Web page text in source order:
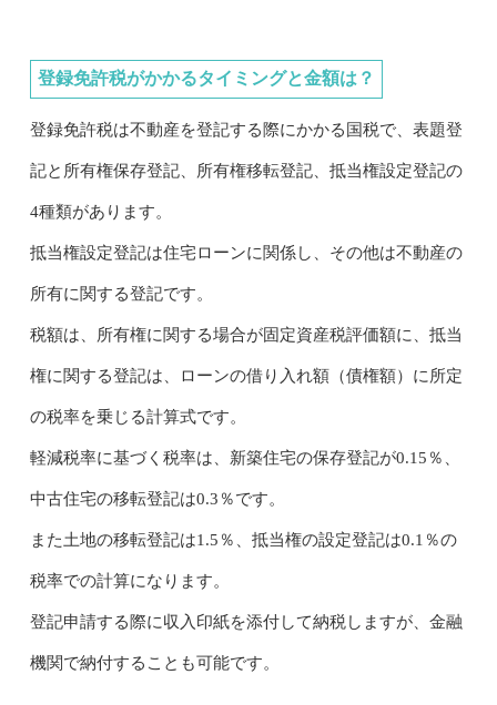
登録免許税がかかるタイミングと金額は？
登録免許税は不動産を登記する際にかかる国税で、表題登
記と所有権保存登記、所有権移転登記、抵当権設定登記の
4種類があります。
抵当権設定登記は住宅ローンに関係し、その他は不動産の
所有に関する登記です。
税額は、所有権に関する場合が固定資産税評価額に、抵当
権に関する登記は、ローンの借り入れ額（債権額）に所定
の税率を乗じる計算式です。
軽減税率に基づく税率は、新築住宅の保存登記が0.15％、
中古住宅の移転登記は0.3％です。
また土地の移転登記は1.5％、抵当権の設定登記は0.1％の
税率での計算になります。
登記申請する際に収入印紙を添付して納税しますが、金融
機関で納付することも可能です。